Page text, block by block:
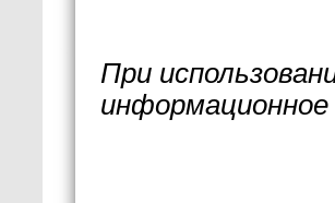
При